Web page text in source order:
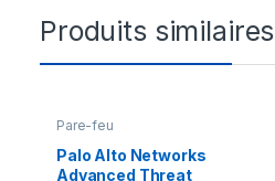
Produits similaires
Pare-feu
Palo Alto Networks
Advanced Threat